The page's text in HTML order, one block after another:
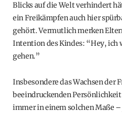
Blicks auf die Welt verhindert
ein Freikämpfen auch hier
gehört. Vermutlich merken
Intention des Kindes: “Hey, ich
gehen.”
Insbesondere das Wachsen der
beeindruckenden
immer in einem solchen Maße –